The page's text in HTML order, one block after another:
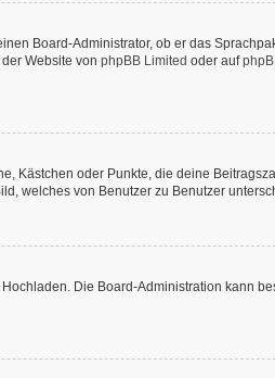
Board-Administrator, ob er das
Website von phpBB Limited oder auf
Kästchen oder Punkte, die deine
welches von Benutzer zu Benutzer
Die Board-Administration kann